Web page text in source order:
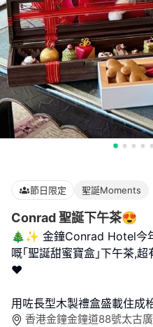
節日限定 聖誕Moments
Conrad 聖誕下午茶😍
🎄✨ 金鐘Conrad Hotel今
嘅｢聖誕甜蜜寶盒｣下午茶,
❤️
用咗長型木製禮盒盛載住成
香港金鐘金鐘道88號太古